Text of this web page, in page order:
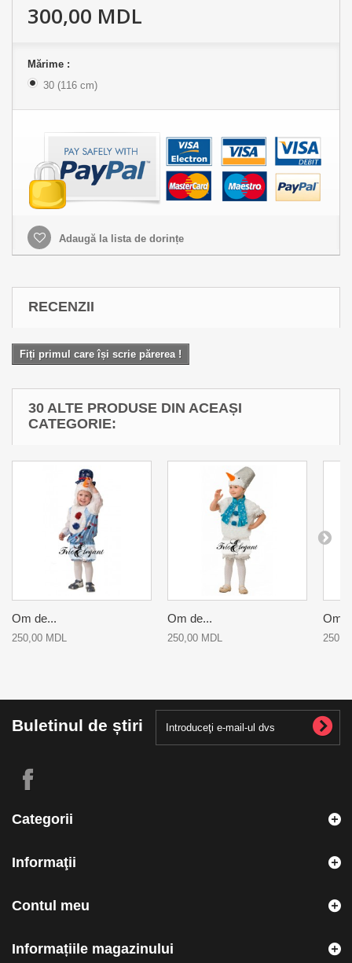
300,00 MDL
Mărime :
30 (116 cm)
Adaugă la lista de dorințe
RECENZII
Fiți primul care își scrie părerea !
30 ALTE PRODUSE DIN ACEAȘI
CATEGORIE:
Om de...
250,00 MDL
Om de...
250,00 MDL
Om
Buletinul de știri
Categorii
Informaţii
Contul meu
Informațiile magazinului